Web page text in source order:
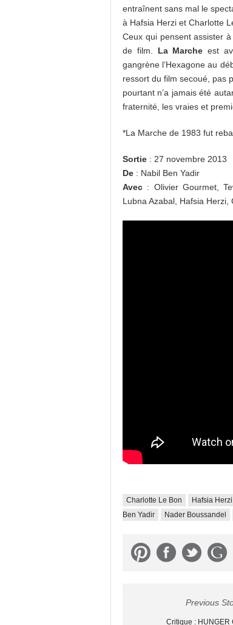
entraînent sans mal le
à Hafsia Herzi et Charlotte
Ceux qui pensent assister
de film. La Marche est
gangrène l’Hexagone au
ressort du film secoué, pas
pourtant n’a jamais été
fraternité, les vraies et
*La Marche de 1983 fut
Sortie : 27 novembre 2013
De : Nabil Ben Yadir
Avec : Olivier Gourmet,
Lubna Azabal, Hafsia
Charlotte Le Bon Hafsia Herzi
Ben Yadir
Nader Boussandel
Previous
Critique : HUNGER